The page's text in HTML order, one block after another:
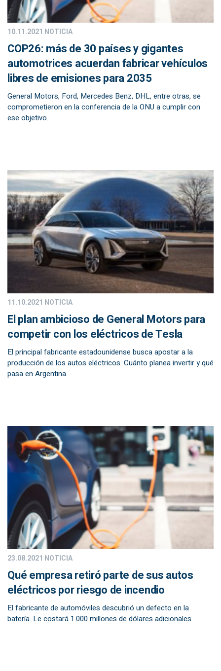
10.11.2021 NOTICIA
COP26: más de 30 países y gigantes
automotrices acuerdan fabricar vehículos
libres de emisiones para 2035
General Motors, Ford, Mercedes Benz, DHL, entre otras, se
comprometieron en la conferencia de la ONU a cumplir con
ese objetivo.
11.10.2021 NOTICIA
El plan ambicioso de General Motors para
competir con los eléctricos de Tesla
El principal fabricante estadounidense busca apostar a la
producción de los autos eléctricos. Cuánto planea invertir y qué
pasa en Argentina.
23.08.2021 NOTICIA
Qué empresa retiró parte de sus autos
eléctricos por riesgo de incendio
El fabricante de automóviles descubrió un defecto en la
batería. Le costará 1.000 millones de dólares adicionales.